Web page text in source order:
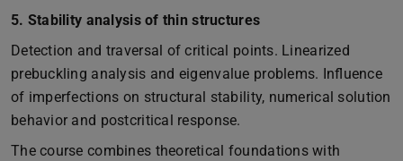
5. Stability analysis of thin structures
Detection and traversal of critical points. Linearized
prebuckling analysis and eigenvalue problems. Influence
of imperfections on structural stability, numerical solution
behavior and postcritical response.
The course combines theoretical foundations with